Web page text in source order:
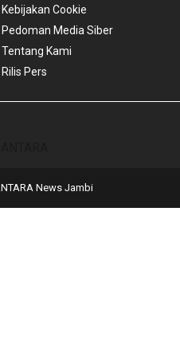
Kebijakan Cookie
Pedoman Media Siber
Tentang Kami
Rilis Pers
News Jambi